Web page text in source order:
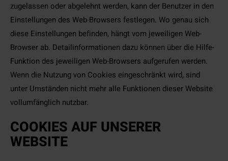
zugelassen oder abgelehnt werden, kann der Benutzer in den
Einstellungen des Web-Browsers festlegen. Wo genau sich
diese Einstellungen befinden, hängt vom jeweiligen Web-
Browser ab. Detailinformationen dazu können über die Hilfe-
Funktion des jeweiligen Web-Browsers aufgerufen werden.
Wenn die Nutzung von Cookies eingeschränkt wird, sind
unter Umständen nicht mehr alle Funktionen dieser Website
vollumfänglich nutzbar.
COOKIES AUF UNSERER
WEBSITE